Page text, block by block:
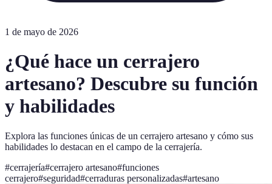
1 de mayo de 2026
¿Qué hace un cerrajero
artesano? Descubre su función
y habilidades
Explora las funciones únicas de un cerrajero artesano y cómo sus
habilidades lo destacan en el campo de la cerrajería.
#cerrajería#cerrajero artesano#funciones
cerrajero#seguridad#cerraduras personalizadas#artesano